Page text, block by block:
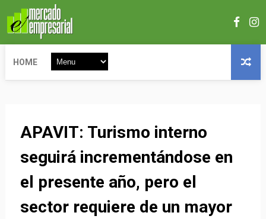
HOME
APAVIT: Turismo interno
seguirá incrementándose en
el presente año, pero el
sector requiere de un mayor